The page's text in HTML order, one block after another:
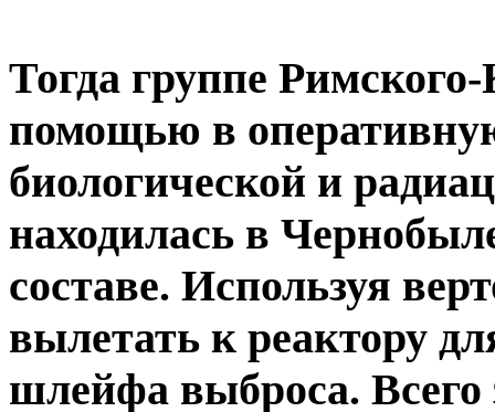
Тогда группе
помощью в
биологической и
находилась в
составе. Используя
вылетать к реактору
шлейфа выброса. Всего